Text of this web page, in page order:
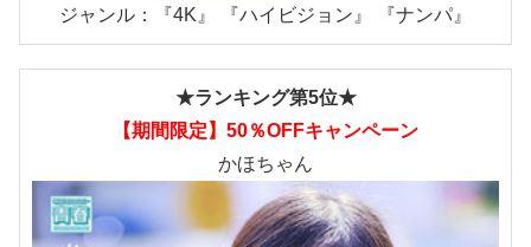
ジャンル：『4K』 『ハイビジョン』 『ナンパ』
★ランキング第5位★
【期間限定】50％OFFキャンペーン
かほちゃん